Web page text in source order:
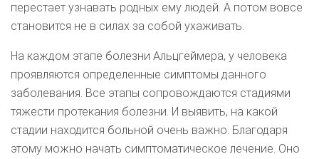
перестает узнавать родных ему людей. А потом вовсе
становится не в силах за собой ухаживать.
На каждом этапе болезни Альцгеймера, у человека
проявляются определенные симптомы данного
заболевания. Все этапы сопровождаются стадиями
тяжести протекания болезни. И выявить, на какой
стадии находится больной очень важно. Благодаря
этому можно начать симптоматическое лечение. Оно